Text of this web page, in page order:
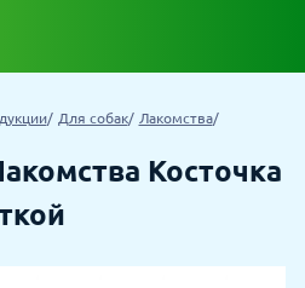
Для собак Лакомства
Косточка